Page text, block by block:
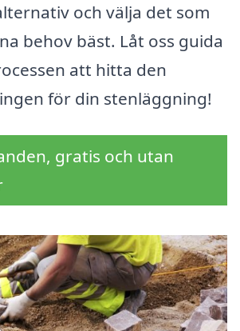
och välja det som
behov bäst. Låt oss guida
att hitta den
för din stenläggning!
gratis och utan